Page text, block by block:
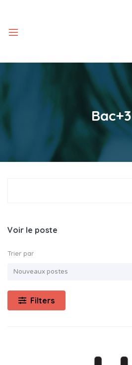
Bac+3
Voir le poste
Trier par
Filters